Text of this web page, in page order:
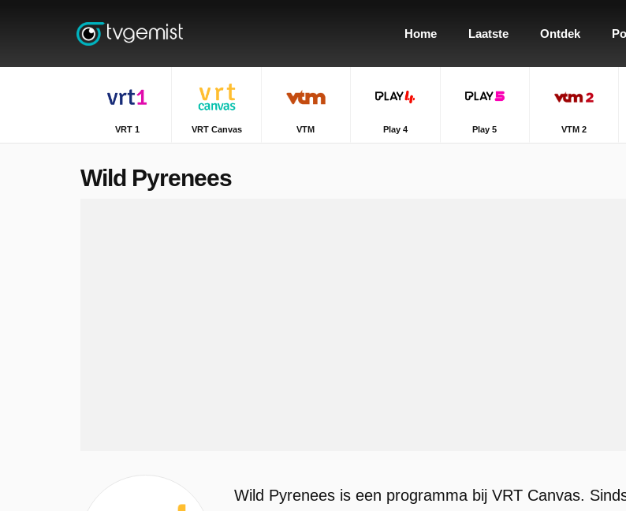
Home Laatste Ontdek
VRT 1 VRT Canvas VTM Play 4 Play 5 VTM 2
Wild Pyrenees
Wild Pyrenees is een programma bij VRT Canvas.